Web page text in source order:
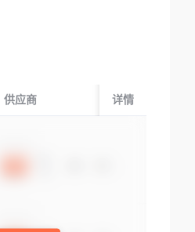
供应商 起运国/地区
详情